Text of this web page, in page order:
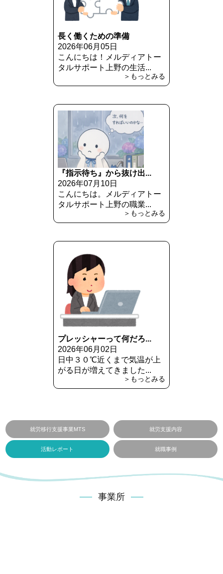
長く働くための準備
2026年06月05日
こんにちは！メルディアトー
タルサポート上野の生活...
＞もっとみる
『指示待ち』から抜け出...
2026年07月10日
こんにちは。メルディアトー
タルサポート上野の職業...
＞もっとみる
プレッシャーって何だろ...
2026年06月02日
日中３０℃近くまで気温が上
がる日が増えてきました...
＞もっとみる
就労移行支援事業MTS 就労支援内容
活動レポート 就職事例
事業所